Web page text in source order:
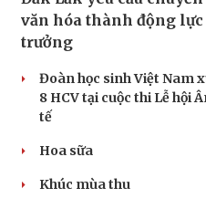
văn hóa thành động
trưởng
Đoàn học sinh Việt Nam
8 HCV tại cuộc thi Lễ hội
tế
Hoa sữa
Khúc mùa thu